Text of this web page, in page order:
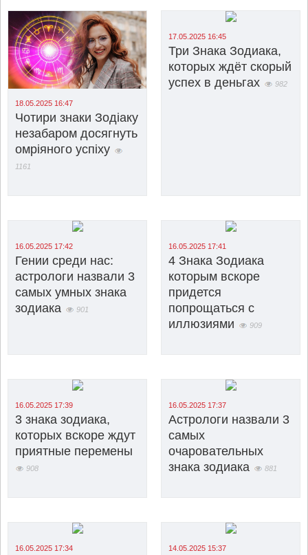
18.05.2025 16:47
Чотири знаки Зодіаку
незабаром досягнуть
омріяного успіху
1161
17.05.2025 16:45
Три Знака Зодиака,
которых ждёт скорый
успех в деньгах
982
16.05.2025 17:42
Гении среди нас:
астрологи назвали 3
самых умных знака
зодиака
901
16.05.2025 17:41
4 Знака Зодиака
которым вскоре
придется
попрощаться с
иллюзиями
909
16.05.2025 17:39
3 знака зодиака,
которых вскоре ждут
приятные перемены
908
16.05.2025 17:37
Астрологи назвали 3
самых
очаровательных
знака зодиака
881
16.05.2025 17:34 14.05.2025 15:37